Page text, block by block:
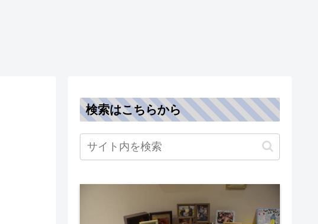
検索はこちらから